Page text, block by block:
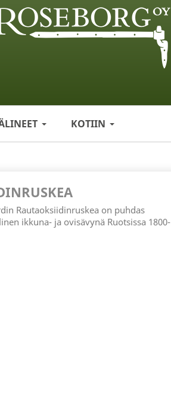
KOTIIN
Rautaoksiidinruskea on puhdas
ikkuna- ja ovisävynä Ruotsissa 1800-